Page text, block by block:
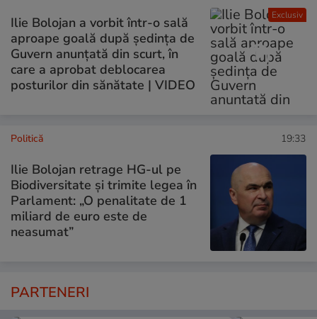
Exclusiv
Ilie Bolojan a vorbit într-o sală
aproape goală după ședința de
Guvern anunțată din scurt, în
care a aprobat deblocarea
posturilor din sănătate | VIDEO
Politică 19:33
Ilie Bolojan retrage HG-ul pe
Biodiversitate și trimite legea în
Parlament: „O penalitate de 1
miliard de euro este de
neasumat”
PARTENERI